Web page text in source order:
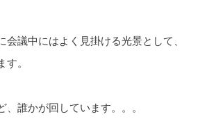
会議中にはよく見掛ける光景として、
す。
、誰かが回しています。。。